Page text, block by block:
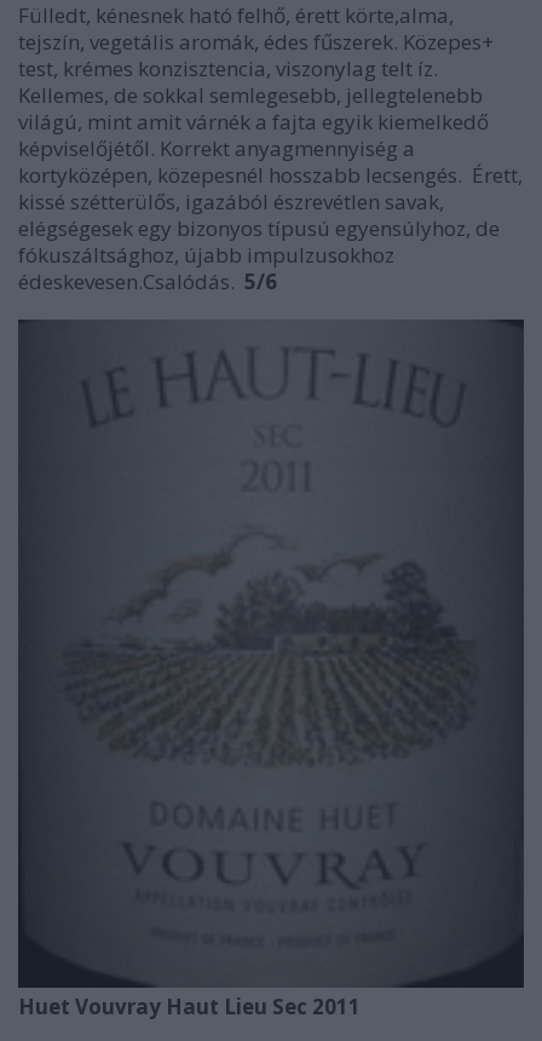
Fülledt, kénesnek ható felhő, érett körte,alma,
tejszín, vegetális aromák, édes fűszerek. Közepes+
test, krémes konzisztencia, viszonylag telt íz.
Kellemes, de sokkal semlegesebb, jellegtelenebb
világú, mint amit várnék a fajta egyik kiemelkedő
képviselőjétől. Korrekt anyagmennyiség a
kortyközépen, közepesnél hosszabb lecsengés. Érett,
kissé szétterülős, igazából észrevétlen savak,
elégségesek egy bizonyos típusú egyensúlyhoz, de
fókuszáltsághoz, újabb impulzusokhoz
édeskevesen.Csalódás. 5/6
Huet Vouvray Haut Lieu Sec 2011